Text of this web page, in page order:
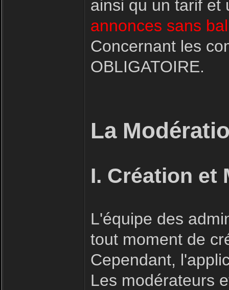
ainsi qu un tarif
annonces sans
Concernant les
OBLIGATOIRE.
La
I. Création et
L'équipe des
tout moment de
Cependant,
Les modérateurs